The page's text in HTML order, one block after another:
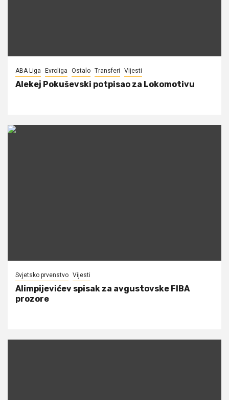
ABA Liga Evroliga Ostalo Transferi Vijesti
Alekej Pokuševski potpisao za Lokomotivu
Svjetsko prvenstvo Vijesti
Alimpijevićev spisak za avgustovske FIBA
prozore